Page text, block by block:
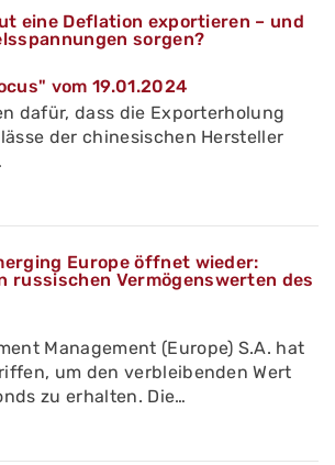
eine Deflation exportieren – und
sorgen?
vom 19.01.2024
dafür, dass die Exporterholung
der chinesischen Hersteller
Europe öffnet wieder:
russischen Vermögenswerten des
Management (Europe) S.A. hat
um den verbleibenden Wert
zu erhalten. Die…